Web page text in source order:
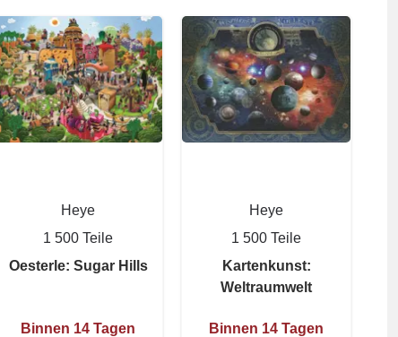
Heye
1 500 Teile
Oesterle: Sugar Hills
Binnen 14 Tagen
Heye
1 500 Teile
Kartenkunst:
Weltraumwelt
Binnen 14 Tagen